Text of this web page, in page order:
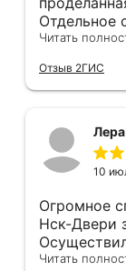
Отдельное
Анастасии,
Читать
Отзыв 2ГИС
10
Огромное
Нск-Двери
оказались
Читать